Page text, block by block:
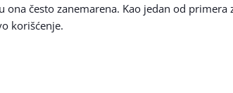
često zanemarena. Kao jedan od primera
korišćenje.